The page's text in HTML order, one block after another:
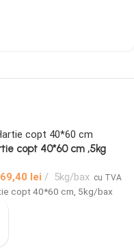
copt 40*60 cm ,5kg
lei 5kg/bax cu TVA
copt 40*60 cm, 5kg/bax